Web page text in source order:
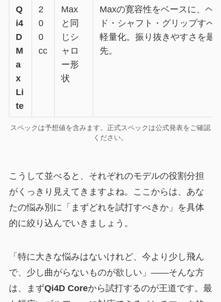
Q
i4
D
M
a
x
Li
te
2
0
0
cc
Max
と同
じシ
ャロ
ー形
状
Maxの寛容性をベースに、ヘ
ド・シャフト・グリップすべ
軽量化。振り抜きやすさを最
先。
スペックは予想値を含みます。正式スペックは公式発表をご確認
ください。
こうして並べると、それぞれのモデルの役割分担
がくっきり見えてきますよね。ここからは、あな
たの悩み別に「まずどれを試打すべきか」を具体
的に絞り込んでいきましょう。
「特に大きな悩みはないけれど、今より少し飛ん
で、少し曲がらないものが欲しい」——そんな方
は、まずQi4D Coreから試打するのが王道です。最